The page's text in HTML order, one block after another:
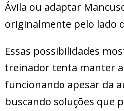
Ávila ou adaptar
originalmente pelo lado
Essas possibilidades
treinador tenta manter
funcionando apesar da
buscando soluções que